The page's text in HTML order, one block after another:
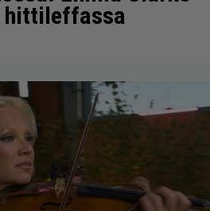
hittileffassa